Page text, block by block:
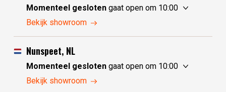
Momenteel geslotengaat open om 10:00
zaterdag
zondag
10:00 - 17:30
maandag
dinsdag
gesloten
woensdag
Bekijk showroom
Nunspeet, NL
Momenteel geslotengaat open om 10:00
zaterdag
Bekijk showroom